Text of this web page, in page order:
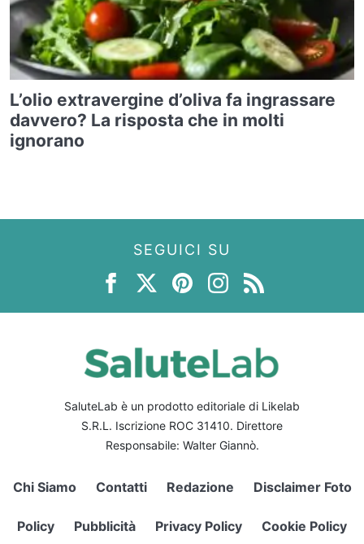
L’olio extravergine d’oliva fa ingrassare
davvero? La risposta che in molti
ignorano
SEGUICI SU
SaluteLab è un prodotto editoriale di Likelab
S.R.L. Iscrizione ROC 31410. Direttore
Responsabile: Walter Giannò.
Chi Siamo Contatti Redazione Disclaimer Foto
Policy Pubblicità Privacy Policy Cookie Policy